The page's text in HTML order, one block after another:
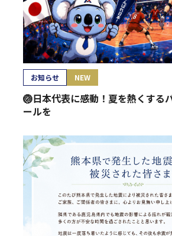
お知らせ NEW
🏐日本代表に感動！夏を熱くする
ールを